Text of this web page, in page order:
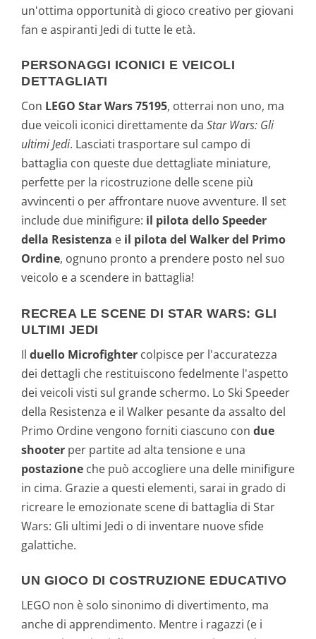
un'ottima opportunità di gioco creativo per giovani
fan e aspiranti Jedi di tutte le età.
PERSONAGGI ICONICI E VEICOLI
DETTAGLIATI
Con LEGO Star Wars 75195, otterrai non uno, ma
due veicoli iconici direttamente da Star Wars: Gli
ultimi Jedi. Lasciati trasportare sul campo di
battaglia con queste due dettagliate miniature,
perfette per la ricostruzione delle scene più
avvincenti o per affrontare nuove avventure. Il set
include due minifigure: il pilota dello Speeder
della Resistenza e il pilota del Walker del Primo
Ordine, ognuno pronto a prendere posto nel suo
veicolo e a scendere in battaglia!
RECREA LE SCENE DI STAR WARS: GLI
ULTIMI JEDI
Il duello Microfighter colpisce per l'accuratezza
dei dettagli che restituiscono fedelmente l'aspetto
dei veicoli visti sul grande schermo. Lo Ski Speeder
della Resistenza e il Walker pesante da assalto del
Primo Ordine vengono forniti ciascuno con due
shooter per partite ad alta tensione e una
postazione che può accogliere una delle minifigure
in cima. Grazie a questi elementi, sarai in grado di
ricreare le emozionate scene di battaglia di Star
Wars: Gli ultimi Jedi o di inventare nuove sfide
galattiche.
UN GIOCO DI COSTRUZIONE EDUCATIVO
LEGO non è solo sinonimo di divertimento, ma
anche di apprendimento. Mentre i ragazzi (e i